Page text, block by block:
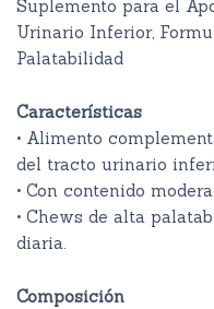
Suplemento para el
Urinario Inferior,
Palatabilidad
Características
• Alimento
del tracto urinario
• Con contenido
• Chews de alta
diaria.
Composición